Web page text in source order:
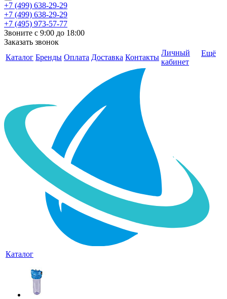
+7 (499) 638-29-29
+7 (499) 638-29-29
+7 (495) 973-57-77
Звоните с 9:00 до 18:00
Заказать звонок
Каталог Бренды Оплата Доставка Контакты
Личный
кабинет
Ещё
Каталог